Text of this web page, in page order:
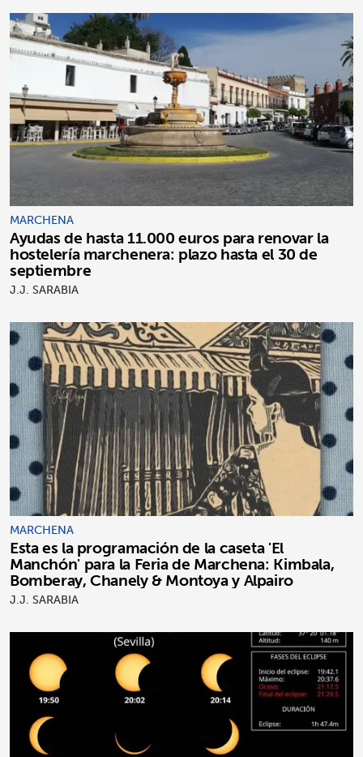
MARCHENA
Ayudas de hasta 11.000 euros para renovar la
hostelería marchenera: plazo hasta el 30 de
septiembre
J.J. SARABIA
MARCHENA
Esta es la programación de la caseta 'El
Manchón' para la Feria de Marchena: Kimbala,
Bomberay, Chanely & Montoya y Alpairo
J.J. SARABIA